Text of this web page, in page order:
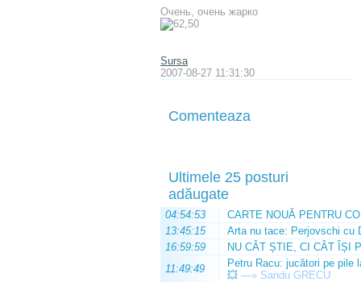
Очень, очень жарко
Sursa
2007-08-27 11:31:30
Comenteaza
Ultimele 25 posturi
adăugate
04:54:53
CARTE NOUĂ PENTRU
13:45:15
Arta nu tace: Perjovschi cu
16:59:59
NU CÂT ȘTIE, CI CÂT ÎȘI
11:49:49
Petru Racu: jucători pe pile
💥 —» Sandu GRECU